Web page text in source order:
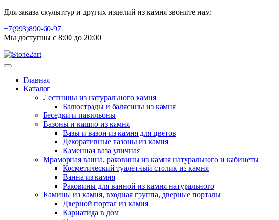
Для заказа скульптур и других изделий из камня звоните нам:
+7(993)890-60-97
Мы доступны с 8:00 до 20:00
Главная
Каталог
Лестницы из натурального камня
Балюстрады и балясины из камня
Беседки и павильоны
Вазоны и кашпо из камня
Вазы и вазон из камня для цветов
Декоративные вазоны из камня
Каменная ваза уличная
Мраморная ванна, раковины из камня натурального и кабинеты
Косметический туалетный столик из камня
Ванна из камня
Раковины для ванной из камня натурального
Камины из камня, входная группа, дверные порталы
Дверной портал из камня
Кариатида в дом